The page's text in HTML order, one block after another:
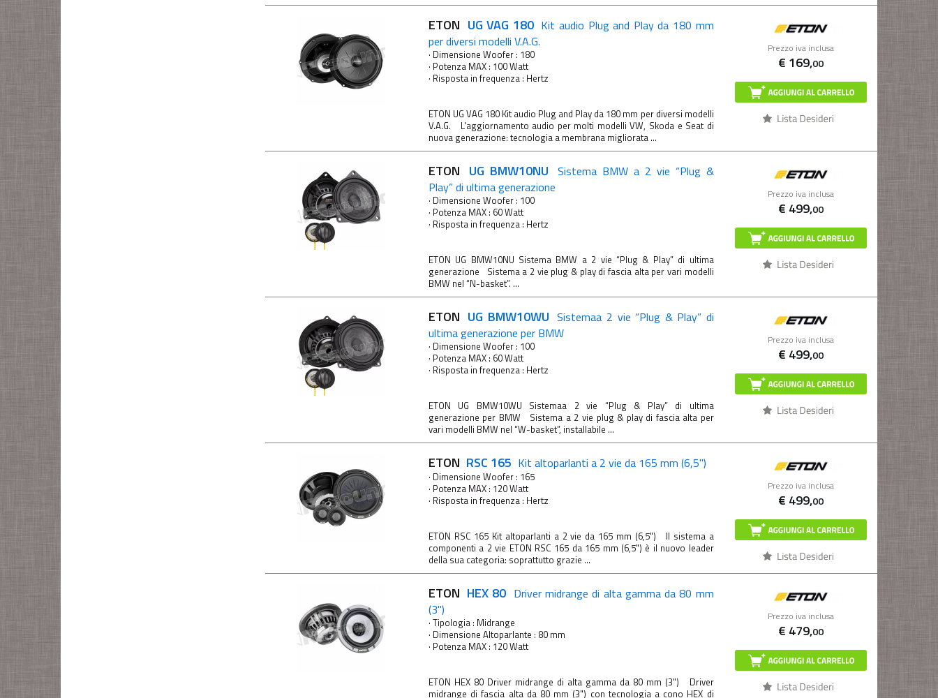
Prezzo iva inclusa
€ 169,00
ETON UG VAG 180 Kit audio Plug and Play da 180 mm
per diversi modelli V.A.G.
· Dimensione Woofer : 180
· Potenza MAX : 100 Watt
· Risposta in frequenza : Hertz
ETON UG VAG 180 Kit audio Plug and Play da 180 mm per diversi modelli
V.A.G. L'aggiornamento audio per molti modelli VW, Skoda e Seat di
nuova generazione: tecnologia a membrana migliorata ...
Prezzo iva inclusa
€ 499,00
ETON UG BMW10NU Sistema BMW a 2 vie “Plug &
Play” di ultima generazione
· Dimensione Woofer : 100
· Potenza MAX : 60 Watt
· Risposta in frequenza : Hertz
ETON UG BMW10NU Sistema BMW a 2 vie “Plug & Play” di ultima
generazione Sistema a 2 vie plug & play di fascia alta per vari modelli
BMW nel “N-basket”. ...
Prezzo iva inclusa
€ 499,00
ETON UG BMW10WU Sistemaa 2 vie “Plug & Play” di
ultima generazione per BMW
· Dimensione Woofer : 100
· Potenza MAX : 60 Watt
· Risposta in frequenza : Hertz
ETON UG BMW10WU Sistemaa 2 vie “Plug & Play” di ultima
generazione per BMW Sistema a 2 vie plug & play di fascia alta per
vari modelli BMW nel “W-basket”, installabile ...
Prezzo iva inclusa
€ 499,00
ETON RSC 165 Kit altoparlanti a 2 vie da 165 mm (6,5")
· Dimensione Woofer : 165
· Potenza MAX : 120 Watt
· Risposta in frequenza : Hertz
ETON RSC 165 Kit altoparlanti a 2 vie da 165 mm (6,5") Il sistema a
componenti a 2 vie ETON RSC 165 da 165 mm (6,5") è il nuovo leader
della sua categoria: soprattutto grazie ...
Prezzo iva inclusa
€ 479,00
ETON HEX 80 Driver midrange di alta gamma da 80 mm
(3")
· Tipologia : Midrange
· Dimensione Altoparlante : 80 mm
· Potenza MAX : 120 Watt
ETON HEX 80 Driver midrange di alta gamma da 80 mm (3") Driver
midrange di fascia alta da 80 mm (3") con tecnologia a cono HEX di